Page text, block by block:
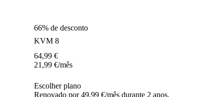
66% de desconto
KVM 8
64,99 €
21,99 €/mês
Escolher plano
Renovado por 49,99 €/mês durante 2 anos.